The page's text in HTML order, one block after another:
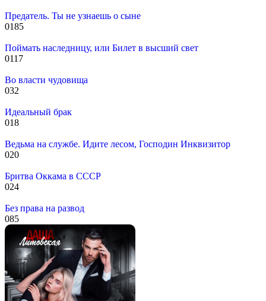
Предатель. Ты не узнаешь о сыне
0185
Поймать наследницу, или Билет в высший свет
0117
Во власти чудовища
032
Идеальный брак
018
Ведьма на службе. Идите лесом, Господин Инквизитор
020
Бритва Оккама в СССР
024
Без права на развод
085